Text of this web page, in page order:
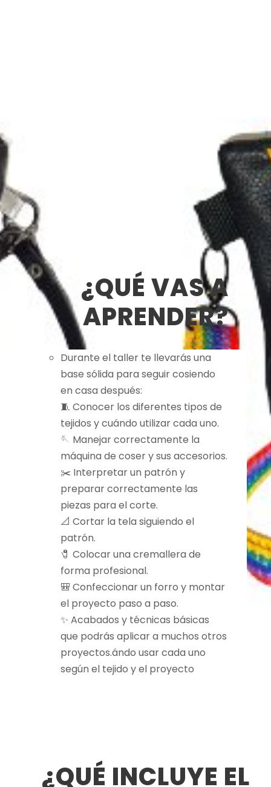
¿QUÉ VAS A
APRENDER?
Durante el taller te llevarás una
base sólida para seguir cosiendo
en casa después:
🧵 Conocer los diferentes tipos de
tejidos y cuándo utilizar cada uno.
🪡 Manejar correctamente la
máquina de coser y sus accesorios.
✂️ Interpretar un patrón y
preparar correctamente las
piezas para el corte.
📐 Cortar la tela siguiendo el
patrón.
🧷 Colocar una cremallera de
forma profesional.
🎒 Confeccionar un forro y montar
el proyecto paso a paso.
✨ Acabados y técnicas básicas
que podrás aplicar a muchos otros
proyectos.ándo usar cada uno
según el tejido y el proyecto
¿QUÉ INCLUYE EL